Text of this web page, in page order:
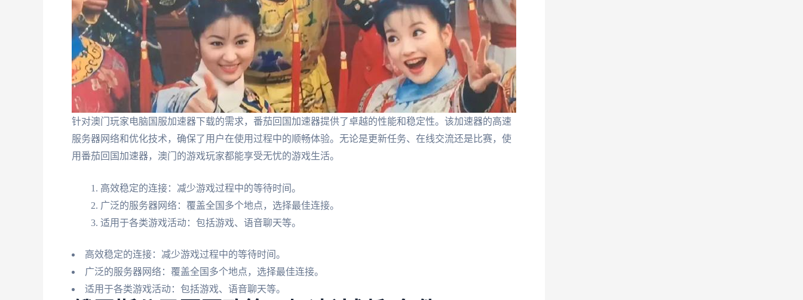
针对澳门玩家电脑国服加速器下载的需求，番茄回国加速器提供了卓越的性能和稳定性。该加速器的高速
服务器网络和优化技术，确保了用户在使用过程中的顺畅体验。无论是更新任务、在线交流还是比赛，使
用番茄回国加速器，澳门的游戏玩家都能享受无忧的游戏生活。
高效稳定的连接：减少游戏过程中的等待时间。
广泛的服务器网络：覆盖全国多个地点，选择最佳连接。
适用于各类游戏活动：包括游戏、语音聊天等。
高效稳定的连接：减少游戏过程中的等待时间。
广泛的服务器网络：覆盖全国多个地点，选择最佳连接。
适用于各类游戏活动：包括游戏、语音聊天等。